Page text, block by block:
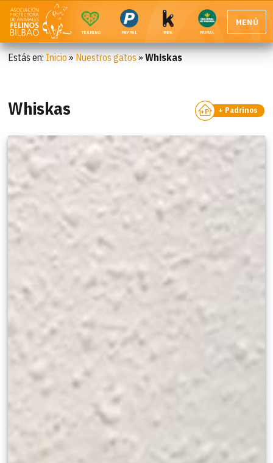
TEAMING PAYPAL BBK RURAL
MENÚ
Estás en: Inicio » Nuestros gatos »Whiskas
Whiskas + Padrinos
+P